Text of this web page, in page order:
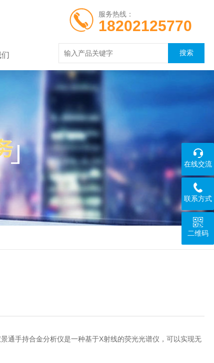
服务热线：
18202125770
手持合金分析仪是一种基于X射线的荧光光谱仪，可以实现无
在线交流
联系方式
二维码